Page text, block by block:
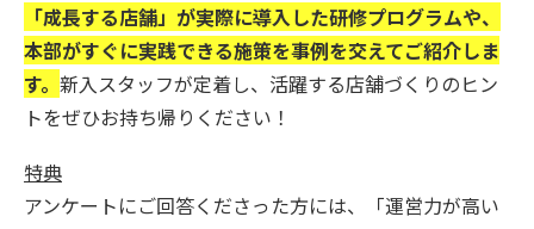
「成長する店舗」が実際に導入した研修プログラムや、
本部がすぐに実践できる施策を事例を交えてご紹介しま
す。 新入スタッフが定着し、活躍する店舗づくりのヒン
トをぜひお持ち帰りください！
特典
アンケートにご回答くださった方には、「運営力が高い